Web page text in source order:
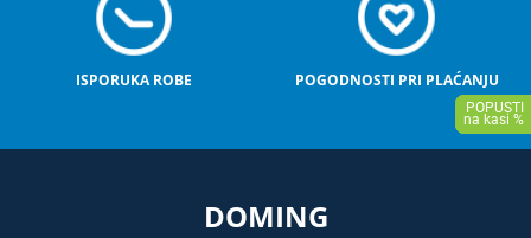
ISPORUKA ROBE POGODNOSTI PRI PLAĆANJU
DOMING